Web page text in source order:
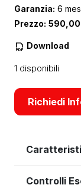
Garanzia: 6
Prezzo: 590,00
Download
1 disponibili
Richiedi
Controlli